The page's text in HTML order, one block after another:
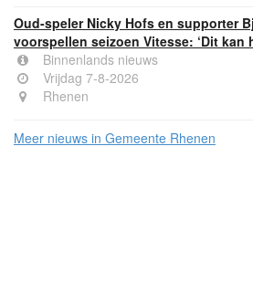
Oud-speler Nicky Hofs en supporter
voorspellen seizoen Vitesse: ‘Dit kan
Binnenlands nieuws
Vrijdag 7-8-2026
Rhenen
Meer nieuws in Gemeente Rhenen